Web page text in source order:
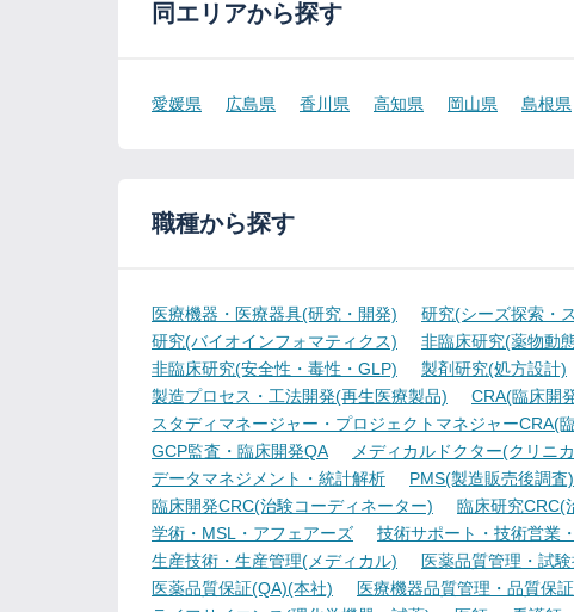
同エリアから探す
愛媛県 広島県 香川県 高知県 岡山県 島根県
職種から探す
医療機器・医療器具(研究・開発) 研究(シーズ探索・
研究(バイオインフォマティクス)
非臨床研究(薬物動
非臨床研究(安全性・毒性・GLP)
製剤研究(処方設計)
製造プロセス・工法開発(再生医療製品)
CRA(臨床開
スタディマネージャー・プロジェクトマネジャーCRA(
GCP監査・臨床開発QA
メディカルドクター(クリニ
データマネジメント・統計解析
PMS(製造販売後調査)
臨床開発CRC(治験コーディネーター)
臨床研究CRC(
学術・MSL・アフェアーズ
技術サポート・技術営業
生産技術・生産管理(メディカル)
医薬品質管理・試
医薬品質保証(QA)(本社)
医療機器品質管理・品質保